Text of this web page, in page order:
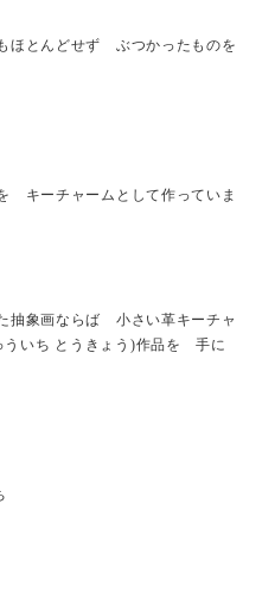
ほとんどせず ぶつかったものを
キーチャームとして作っていま
抽象画ならば 小さい革キーチャ
いち とうきょう)作品を 手に